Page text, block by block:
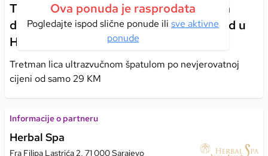
Ova ponuda je rasprodata
Pogledajte ispod slične ponude ili sve aktivne
ponude
Tretman lica ultrazvučnom špatulom za
dubinsku revitalizaciju kože i svjež izgled u
Herbal Spa centru!
Tretman lica ultrazvučnom špatulom po nevjerovatnoj
cijeni od samo 29 KM
Informacije o partneru
Herbal Spa
Fra Filipa Lastrića 2, 71 000 Sarajevo